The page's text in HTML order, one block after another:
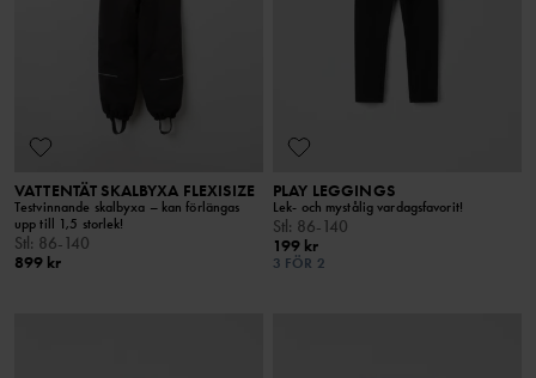
VATTENTÄT SKALBYXA FLEXISIZE
Testvinnande skalbyxa – kan förlängas
upp till 1,5 storlek!
Stl: 86-140
899 kr
PLAY LEGGINGS
Lek- och mystålig vardagsfavorit!
Stl: 86-140
199 kr
3 FÖR 2